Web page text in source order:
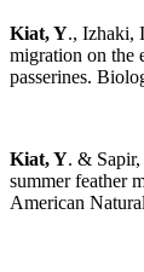
Kiat, Y., Izhaki,
migration on the
passerines.
Kiat, Y. &
summer feather
American